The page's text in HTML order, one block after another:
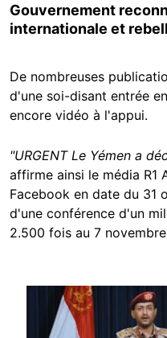
Gouvernement
internationale et
De nombreuses
d'une soi-disant entrée
encore vidéo à l'appui.
"URGENT Le Yémen a
affirme ainsi le média R1
Facebook en date du 31
d'une conférence d'un
2.500 fois au 7